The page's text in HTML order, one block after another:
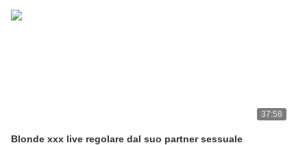
37:58
Blonde xxx live regolare dal suo partner sessuale